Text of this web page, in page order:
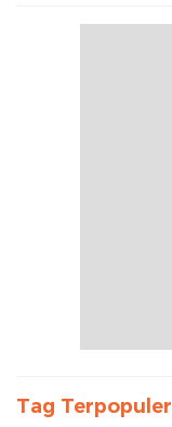
Tag Terpopuler